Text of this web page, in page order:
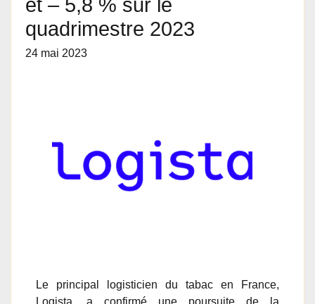
et – 5,8 % sur le
quadrimestre 2023
24 mai 2023
Le principal logisticien du tabac en France,
Logista, a confirmé une poursuite de la